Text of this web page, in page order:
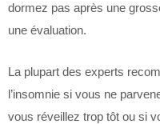
dormez pas après une
une évaluation.
La plupart des experts
l’insomnie si vous ne
vous réveillez trop tôt ou si